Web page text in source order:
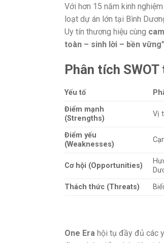
Với hơn 15 năm kinh
loạt dự án lớn tại Bình
Uy tín thương hiệu cùng
toàn – sinh lời – bền
Phân tích
Yếu tố
Điểm mạnh
(Strengths)
Vị
Điểm yếu
(Weaknesses)
Cơ hội (Opportunities)
Thách thức (Threats)
One Era hội tụ đầy đủ các